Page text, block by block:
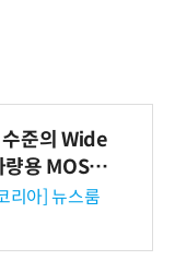
준의 Wide
용 MOSF
리아] 뉴스룸